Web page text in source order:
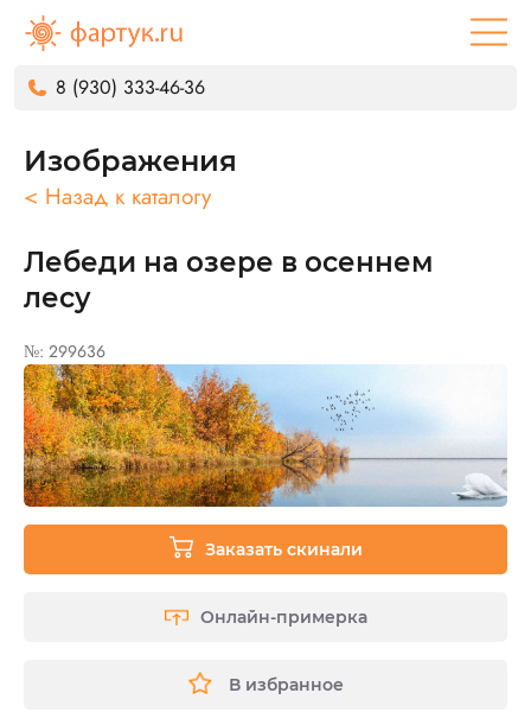
8 (930) 333-46-36
Изображения
< Назад к каталогу
Лебеди на озере в осеннем
лесу
№: 299636
Заказать скинали
Онлайн-примерка
В избранное